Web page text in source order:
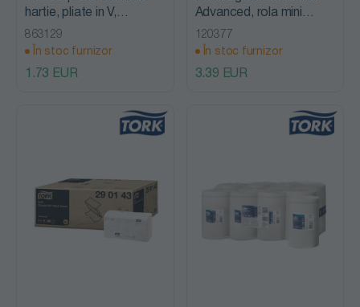
hartie, pliate in V,
Aquastream V2, Lucart
863129
În stoc furnizor
1.73 EUR
Advanced, rola mini
jumbo, Tork
120377
În stoc furnizor
3.39 EUR